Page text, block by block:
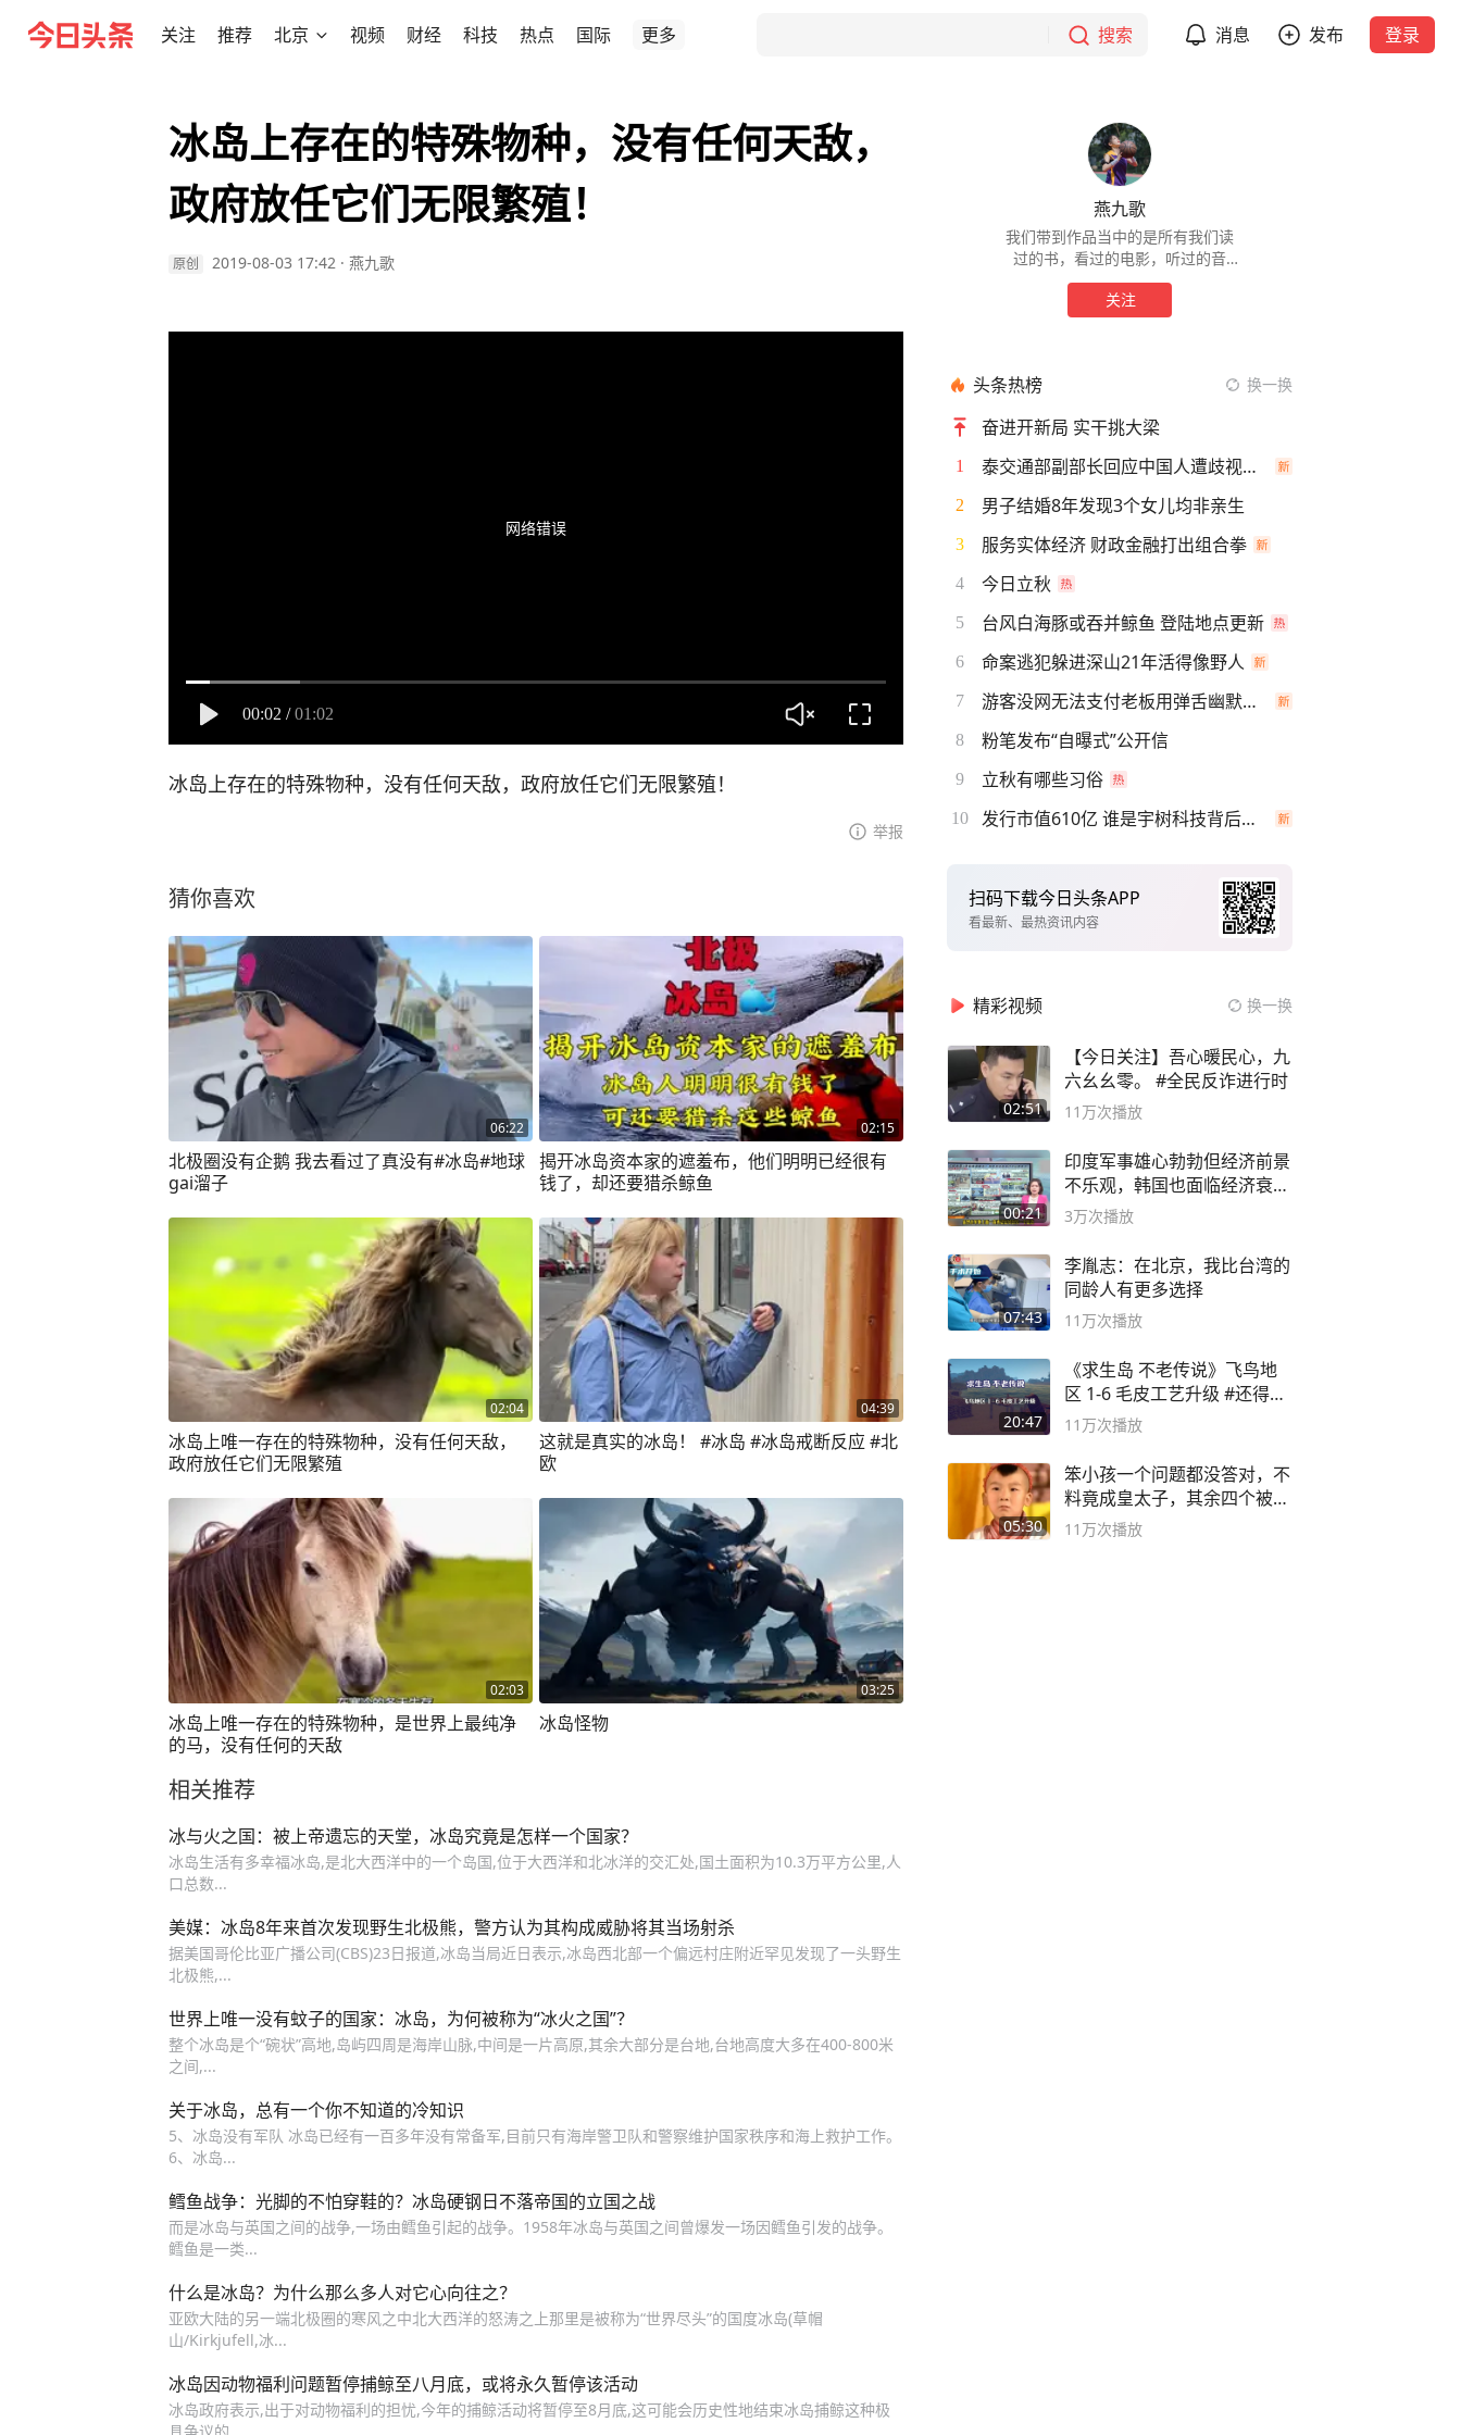
关注 推荐 北京 视频 财经 科技 热点 国际 更多 搜索 消息 发布 登录
冰岛上存在的特殊物种，没有任何天敌，
政府放任它们无限繁殖！
原创 2019-08-03 17:42 · 燕九歌
网络错误
00:02 / 01:02
冰岛上存在的特殊物种，没有任何天敌，政府放任它们无限繁殖！
举报
猜你喜欢
06:22
北极圈没有企鹅 我去看过了真没有#冰岛#地球
gai溜子
02:15
揭开冰岛资本家的遮羞布，他们明明已经很有
钱了，却还要猎杀鲸鱼
02:04
冰岛上唯一存在的特殊物种，没有任何天敌，
政府放任它们无限繁殖
04:39
这就是真实的冰岛！ #冰岛 #冰岛戒断反应 #北
欧
02:03
冰岛上唯一存在的特殊物种，是世界上最纯净
的马，没有任何的天敌
03:25
冰岛怪物
相关推荐
冰与火之国：被上帝遗忘的天堂，冰岛究竟是怎样一个国家？
冰岛生活有多幸福冰岛,是北大西洋中的一个岛国,位于大西洋和北冰洋的交汇处,国土面积为10.3万平方公里,人
口总数...
美媒：冰岛8年来首次发现野生北极熊，警方认为其构成威胁将其当场射杀
据美国哥伦比亚广播公司(CBS)23日报道,冰岛当局近日表示,冰岛西北部一个偏远村庄附近罕见发现了一头野生
北极熊,...
世界上唯一没有蚊子的国家：冰岛，为何被称为“冰火之国”？
整个冰岛是个“碗状”高地,岛屿四周是海岸山脉,中间是一片高原,其余大部分是台地,台地高度大多在400-800米
之间,...
关于冰岛，总有一个你不知道的冷知识
5、冰岛没有军队 冰岛已经有一百多年没有常备军,目前只有海岸警卫队和警察维护国家秩序和海上救护工作。
6、冰岛...
鳕鱼战争：光脚的不怕穿鞋的？冰岛硬钢日不落帝国的立国之战
而是冰岛与英国之间的战争,一场由鳕鱼引起的战争。1958年冰岛与英国之间曾爆发一场因鳕鱼引发的战争。
鳕鱼是一类...
什么是冰岛？为什么那么多人对它心向往之？
亚欧大陆的另一端北极圈的寒风之中北大西洋的怒涛之上那里是被称为“世界尽头”的国度冰岛(草帽
山/Kirkjufell,冰...
冰岛因动物福利问题暂停捕鲸至八月底，或将永久暂停该活动
冰岛政府表示,出于对动物福利的担忧,今年的捕鲸活动将暂停至8月底,这可能会历史性地结束冰岛捕鲸这种极
具争议的...
燕九歌
我们带到作品当中的是所有我们读
过的书，看过的电影，听过的音
乐，爱过的人。
关注
头条热榜 换一换
奋进开新局 实干挑大梁
1 泰交通部副部长回应中国人遭歧视手势
2 男子结婚8年发现3个女儿均非亲生
3 服务实体经济 财政金融打出组合拳
4 今日立秋
5 台风白海豚或吞并鲸鱼 登陆地点更新
6 命案逃犯躲进深山21年活得像野人
7 游客没网无法支付老板用弹舌幽默化解
8 粉笔发布“自曝式”公开信
9 立秋有哪些习俗
10 发行市值610亿 谁是宇树科技背后赢家
扫码下载今日头条APP
看最新、最热资讯内容
精彩视频 换一换
02:51
【今日关注】吾心暖民心，九
六幺幺零。 #全民反诈进行时
11万次播放
00:21
印度军事雄心勃勃但经济前景
不乐观，韩国也面临经济衰退
风险
3万次播放
07:43
李胤志：在北京，我比台湾的
同龄人有更多选择
11万次播放
20:47
《求生岛 不老传说》飞鸟地
区 1-6 毛皮工艺升级 #还得是
主机大作
11万次播放
05:30
笨小孩一个问题都没答对，不
料竟成皇太子，其余四个被处
死
11万次播放